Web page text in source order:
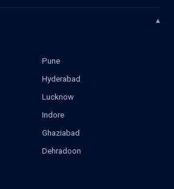
Pune
Hyderabad
Lucknow
Indore
Ghaziabad
Dehradoon